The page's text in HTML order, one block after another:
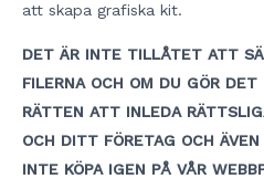
att skapa grafiska kit.
DET ÄR INTE TILLÅTET ATT
FILERNA OCH OM DU GÖR DET
RÄTTEN ATT INLEDA
OCH DITT FÖRETAG OCH
INTE KÖPA IGEN PÅ VÅR